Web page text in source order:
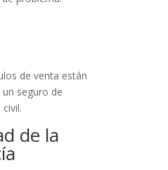
de venta están
seguro de
de la